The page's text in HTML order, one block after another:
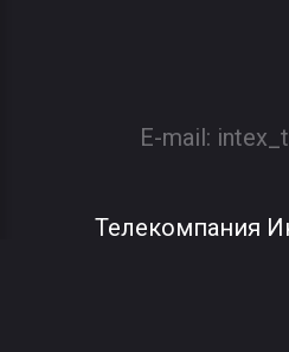
E-mail:
Телекомпания